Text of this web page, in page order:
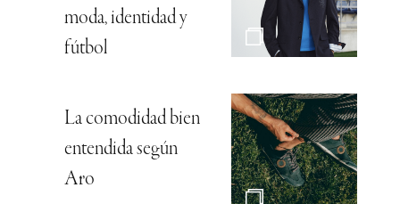
moda, identidad y
fútbol
La comodidad bien
entendida según
Aro